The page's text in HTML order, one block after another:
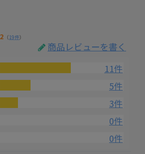
（19件）
商品レビューを書く
11件
5件
3件
0件
0件